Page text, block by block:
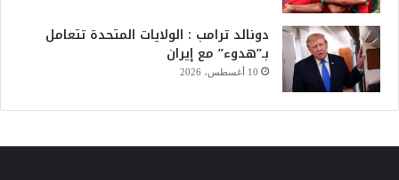
دونالد ترامب : الولايات المتحدة تتعامل
بـ”هدوء” مع إيران
10 أغسطس، 2026